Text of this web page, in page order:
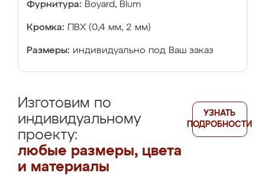
Фурнитура: Boyard, Blum
Кромка: ПВХ (0,4 мм, 2 мм)
Размеры: индивидуально под Ваш заказ
Изготовим по
индивидуальному
проекту:
любые размеры, цвета
и материалы
УЗНАТЬ
ПОДРОБНОСТИ